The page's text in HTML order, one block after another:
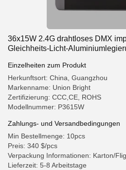
36x15W 2.4G drahtloses DMX
Gleichheits-Licht-
Einzelheiten zum Produkt
Herkunftsort: China, Guangzhou
Markenname: Union Bright
Zertifizierung: CCC,CE, ROHS
Modellnummer: P3615W
Zahlungs- und Versandbedingungen
Min Bestellmenge: 10pcs
Preis: 340 $/pcs
Verpackung Informationen: Karton/
Lieferzeit: 5-8 Arbeitstage